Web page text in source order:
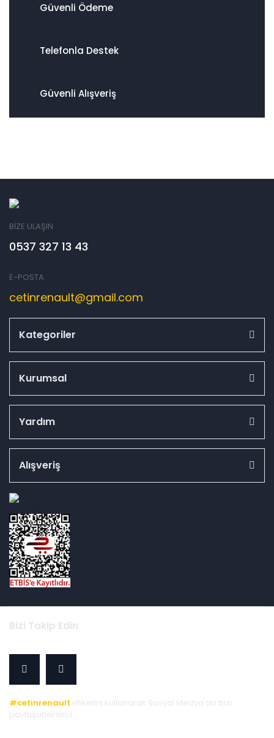
Güvenli Ödeme
Telefonla Destek
Güvenli Alışveriş
BİZE ULAŞIN
0537 327 13 43
E-POSTA
cetinrenault@gmail.com
Kategoriler
Kurumsal
Yardım
Alışveriş
Bizi Takip Edin
#cetinrenault etiketini kullanarak Sosyal Medya'da bizi
paylaşabilirsiniz.